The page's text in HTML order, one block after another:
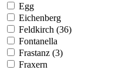
Egg
Eichenberg
Feldkirch (36)
Fontanella
Frastanz (3)
Fraxern